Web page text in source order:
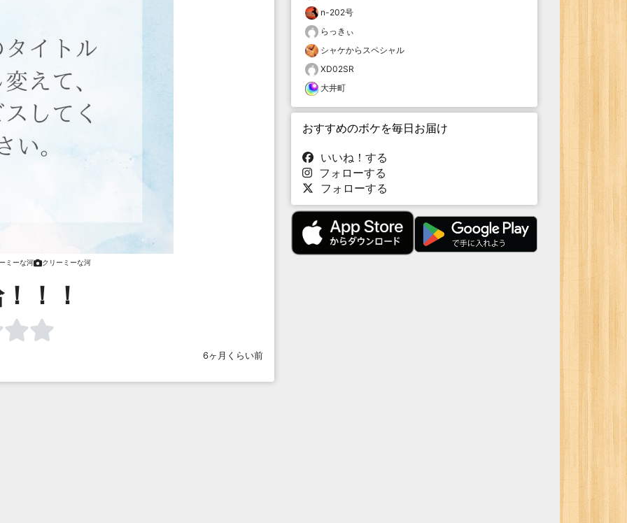
ミーな河 クリーミーな河
！！
6ヶ月くらい前
n-202号
らっきぃ
シャケからスペシャル
XD02SR
大井町
おすすめのボケを毎日お届け
いいね！する
フォローする
フォローする